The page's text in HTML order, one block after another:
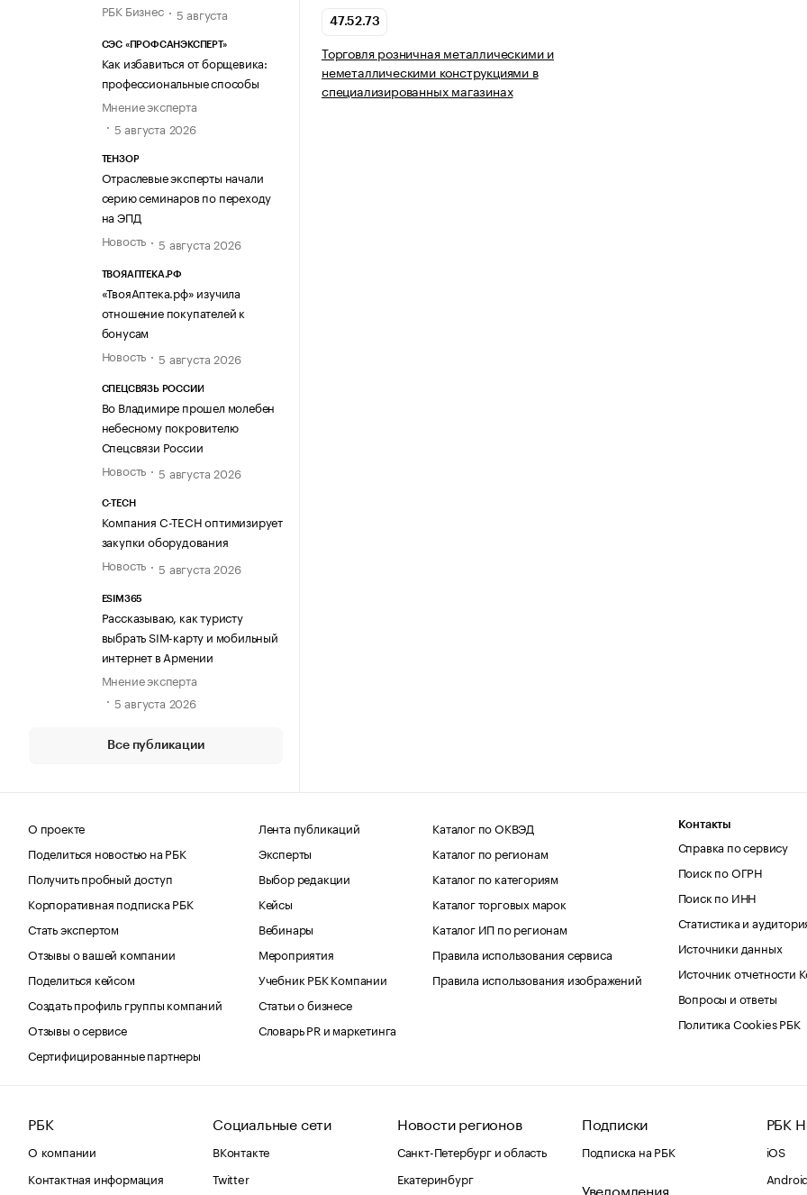
РБК Бизнес
5 августа
СЭС «ПРОФСАНЭКСПЕРТ»
Как избавиться от борщевика:
профессиональные способы
Мнение эксперта
5 августа 2026
ТЕНЗОР
Отраслевые эксперты начали
серию семинаров по переходу
на ЭПД
Новость
5 августа 2026
ТВОЯАПТЕКА.РФ
«ТвояАптека.рф» изучила
отношение покупателей к
бонусам
Новость
5 августа 2026
СПЕЦСВЯЗЬ РОССИИ
Во Владимире прошел молебен
небесному покровителю
Спецсвязи России
Новость
5 августа 2026
C-TECH
Компания C-TECH оптимизирует
закупки оборудования
Новость
5 августа 2026
ESIM365
Рассказываю, как туристу
выбрать SIM-карту и мобильный
интернет в Армении
Мнение эксперта
5 августа 2026
Все публикации
47.52.73
Торговля розничная металлическими и
неметаллическими конструкциями в
специализированных магазинах
О проекте
Поделиться новостью на РБК
Получить пробный доступ
Корпоративная подписка РБК
Стать экспертом
Отзывы о вашей компании
Поделиться кейсом
Создать профиль группы компаний
Отзывы о сервисе
Сертифицированные партнеры
Лента публикаций
Эксперты
Выбор редакции
Кейсы
Вебинары
Мероприятия
Учебник РБК Компании
Статьи о бизнесе
Словарь PR и маркетинга
Каталог по ОКВЭД
Каталог по регионам
Каталог по категориям
Каталог торговых марок
Каталог ИП по регионам
Правила использования сервиса
Правила использования изображений
Контакты
Справка по сервису
Поиск по ОГРН
Поиск по ИНН
Статистика и
Источники данных
Источник отчетности
Вопросы и ответы
Политика Cookies РБК
РБК
О компании
Контактная информация
Социальные сети
ВКонтакте
Twitter
Новости регионов
Санкт-Петербург и область
Екатеринбург
Подписки
Подписка на РБК
Уведомления
РБК
iOS